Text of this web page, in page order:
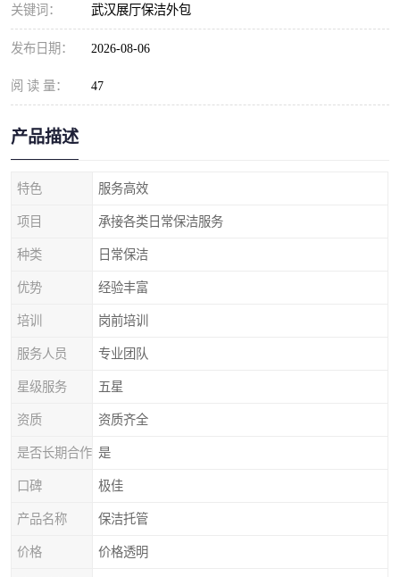
关键词： 武汉展厅保洁外包
发布日期： 2026-08-06
阅 读 量： 47
产品描述
特色 服务高效
项目 承接各类日常保洁服务
种类 日常保洁
优势 经验丰富
培训 岗前培训
服务人员 专业团队
星级服务 五星
资质 资质齐全
是否长期合作 是
口碑 极佳
产品名称 保洁托管
价格 价格透明